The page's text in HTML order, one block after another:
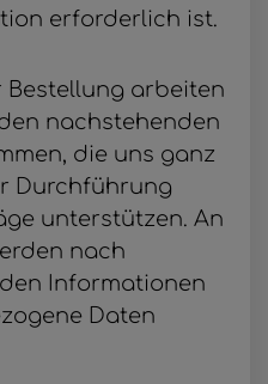
erforderlich ist.
Bestellung arbeiten
nachstehenden
die uns ganz
Durchführung
unterstützen. An
nach
Informationen
Daten